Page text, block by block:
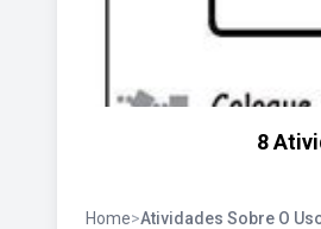
8
Home>Atividades Sobre O